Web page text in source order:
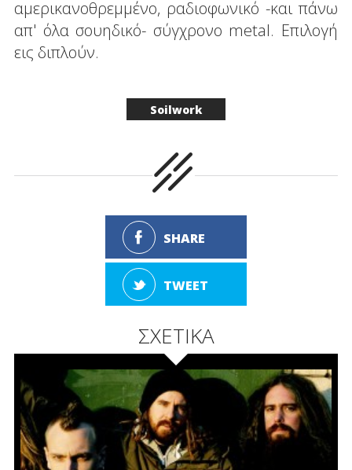
αμερικανοθρεμμένο, ραδιοφωνικό -και πάνω
απ' όλα σουηδικό- σύγχρονο metal. Επιλογή
εις διπλούν.
Soilwork
SHARE
TWEET
ΣΧΕΤΙΚΑ